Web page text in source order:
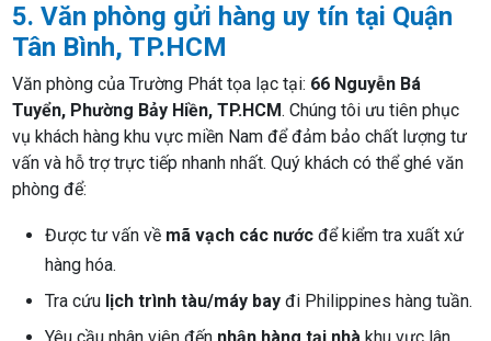
5. Văn phòng gửi hàng uy tín tại Quận
Tân Bình, TP.HCM
Văn phòng của Trường Phát tọa lạc tại: 66 Nguyễn Bá
Tuyển, Phường Bảy Hiền, TP.HCM. Chúng tôi ưu tiên phục
vụ khách hàng khu vực miền Nam để đảm bảo chất lượng tư
vấn và hỗ trợ trực tiếp nhanh nhất. Quý khách có thể ghé văn
phòng để:
Được tư vấn về mã vạch các nước để kiểm tra xuất xứ
hàng hóa.
Tra cứu lịch trình tàu/máy bay đi Philippines hàng tuần.